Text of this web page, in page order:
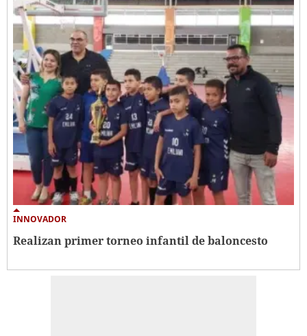
INNOVADOR
Realizan primer torneo infantil de baloncesto